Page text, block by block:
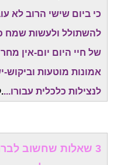
כי ביום שישי הרוב לא
להשתולל ולעשות שמח
של חיי היום יום-אין
אמונות מוטעות
לנצילות כלכלית עבורו....
3 שאלות שחשוב